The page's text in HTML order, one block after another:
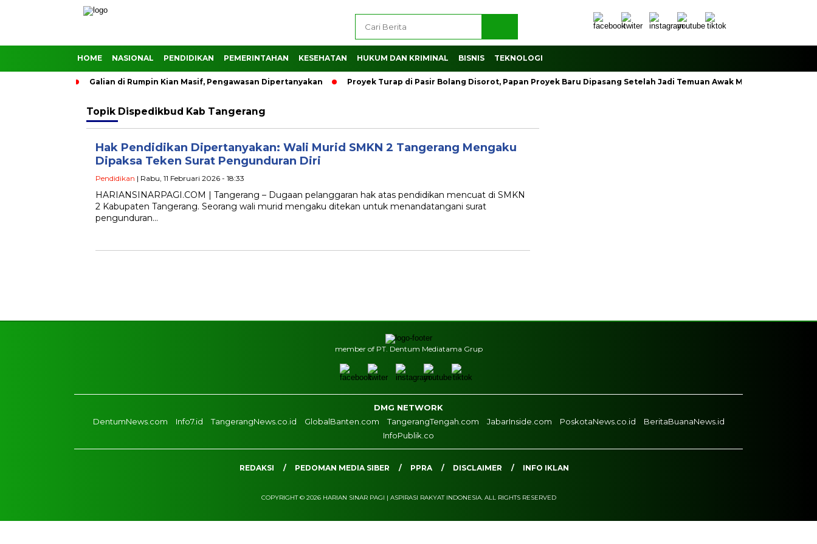
HOME NASIONAL PENDIDIKAN PEMERINTAHAN KESEHATAN HUKUM DAN KRIMINAL BISNIS TEKNOLOGI
Galian di Rumpin Kian Masif, Pengawasan Dipertanyakan Proyek Turap di Pasir Bolang Disorot, Papan Proyek Baru Dipasang Setelah Jadi Temuan Awak Media
Topik Dispedikbud Kab Tangerang
Hak Pendidikan Dipertanyakan: Wali Murid SMKN 2 Tangerang Mengaku
Dipaksa Teken Surat Pengunduran Diri
Pendidikan | Rabu, 11 Februari 2026 - 18:33
HARIANSINARPAGI.COM | Tangerang – Dugaan pelanggaran hak atas pendidikan mencuat di SMKN
2 Kabupaten Tangerang. Seorang wali murid mengaku ditekan untuk menandatangani surat
pengunduran…
member of PT. Dentum Mediatama Grup
DMG NETWORK
DentumNews.com
Info7.id TangerangNews.co.id GlobalBanten.com TangerangTengah.com JabarInside.com PoskotaNews.co.id
BeritaBuanaNews.id
InfoPublik.co
REDAKSI PEDOMAN MEDIA SIBER PPRA DISCLAIMER INFO IKLAN
COPYRIGHT © 2026 HARIAN SINAR PAGI | ASPIRASI RAKYAT INDONESIA. ALL RIGHTS RESERVED